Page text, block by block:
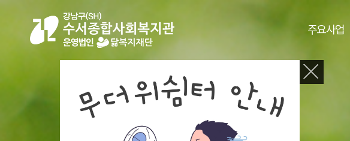
주요사업